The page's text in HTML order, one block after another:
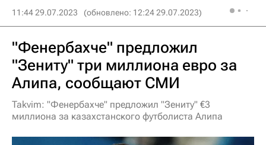
11:44 29.07.2023 (обновлено: 12:24 29.07.2023)
"Фенербахче" предложил
"Зениту" три миллиона евро за
Алипа, сообщают СМИ
Takvim: "Фенербахче" предложил "Зениту" €3
миллиона за казахстанского футболиста Алипа